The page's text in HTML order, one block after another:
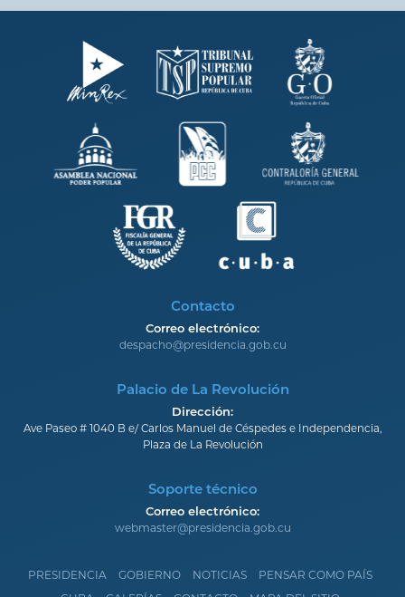
Contacto
Correo electrónico:
despacho@presidencia.gob.cu
Palacio de La Revolución
Dirección:
Ave Paseo # 1040 B e/ Carlos Manuel de Céspedes e Independencia,
Plaza de La Revolución
Soporte técnico
Correo electrónico:
webmaster@presidencia.gob.cu
PRESIDENCIA GOBIERNO NOTICIAS
PENSAR COMO PAÍS